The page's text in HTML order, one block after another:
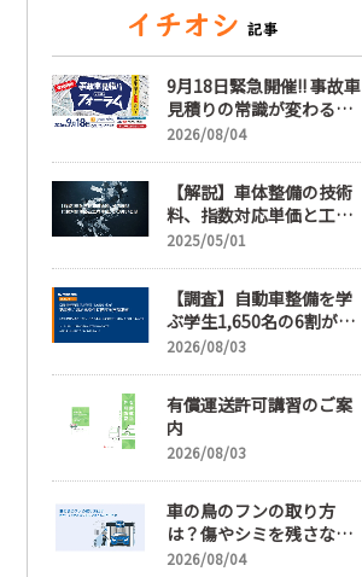
9月18日緊急開催!! 事故車
見積りの常識が変わる
「事故車見積りフォーラ
2026/08/04
【解説】車体整備の技術
料、指数対応単価と工賃
単価、その違いとは
2025/05/01
【調査】自動車整備を学
ぶ学生1,650名の6割が就
職先選びで「給与」を最
日以上」希望も66.3%
2026/08/03
有償運送許可講習のご案
内
2026/08/03
車の鳥のフンの取り方
は？傷やシミを残さない
正しい落とし方と予防策
2026/08/04